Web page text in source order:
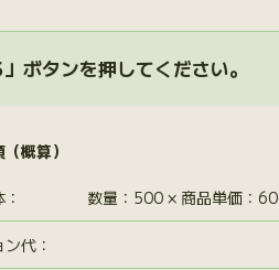
ボタンを押してください。
概算）
数量：500 × 商品単価：
ン代 ：